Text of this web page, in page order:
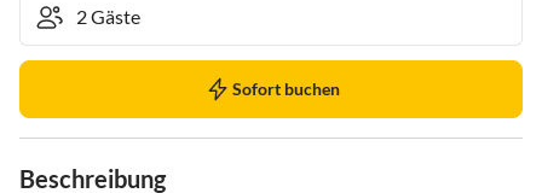
Sofort buchen
Beschreibung